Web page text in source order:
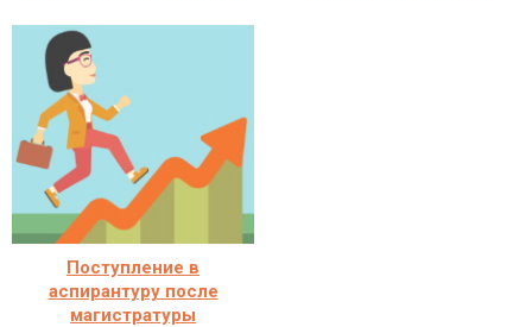
Поступление в
аспирантуру после
магистратуры